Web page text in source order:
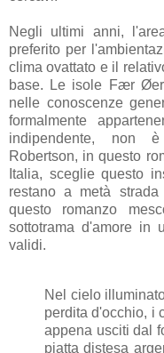
Negli ultimi anni,
preferito per
clima ovattato e il
base. Le isole Fær Øer
nelle conoscenze
formalmente
indipendente, non
Robertson, in questo
Italia, sceglie questo
restano a metà
questo romanzo
sottotrama d'amore in
validi.
Nel cielo
perdita d'occhio, i
appena usciti dal
piatta distesa